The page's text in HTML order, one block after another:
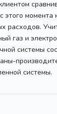
этого момента
расходов.
газ и
системы
системы.